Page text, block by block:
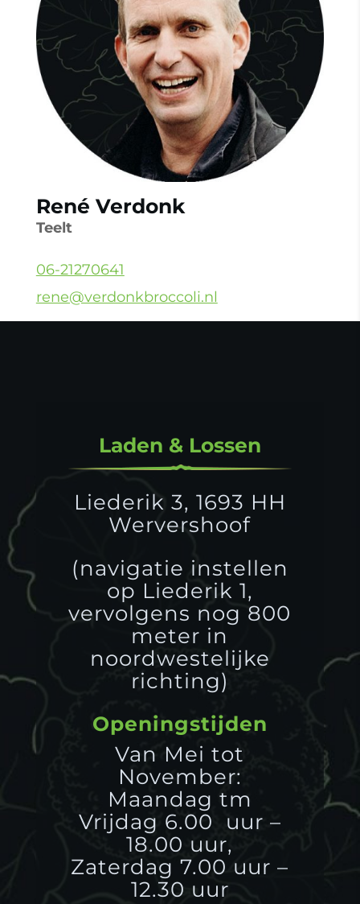
René Verdonk
Teelt
06-21270641
rene@verdonkbroccoli.nl
Laden & Lossen
Liederik 3, 1693 HH
Wervershoof
(navigatie instellen
op Liederik 1,
vervolgens nog 800
meter in
noordwestelijke
richting)
Openingstijden
Van Mei tot
November:
Maandag tm
Vrijdag 6.00 uur –
18.00 uur,
Zaterdag 7.00 uur –
12.30 uur